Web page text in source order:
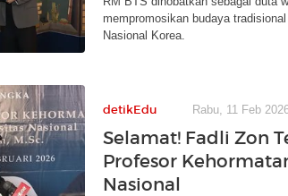
mempromosikan budaya
Nasional Korea.
detikEdu Rabu, 11 Feb
Selamat! Fadli Zon
Profesor
Nasional